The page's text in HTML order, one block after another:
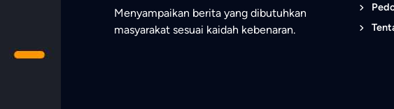
Menyampaikan berita yang dibutuhkan
masyarakat sesuai kaidah kebenaran.